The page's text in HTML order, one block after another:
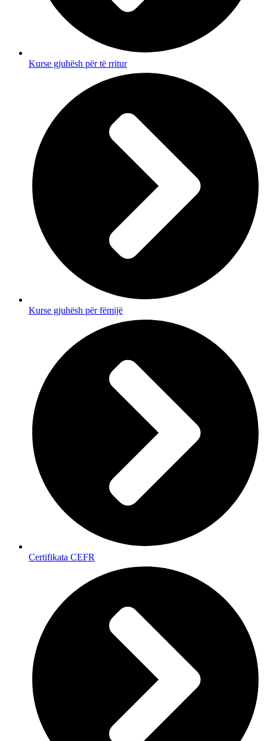
Kurse gjuhësh për të rritur
Kurse gjuhësh për fëmijë
Certifikata CEFR